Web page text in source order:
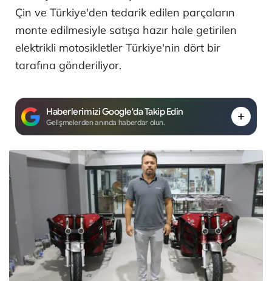
Çin ve Türkiye'den tedarik edilen parçaların
monte edilmesiyle satışa hazır hale getirilen
elektrikli motosikletler Türkiye'nin dört bir
tarafına gönderiliyor.
Haberlerimizi Google'da Takip Edin
Gelişmelerden anında haberdar olun.